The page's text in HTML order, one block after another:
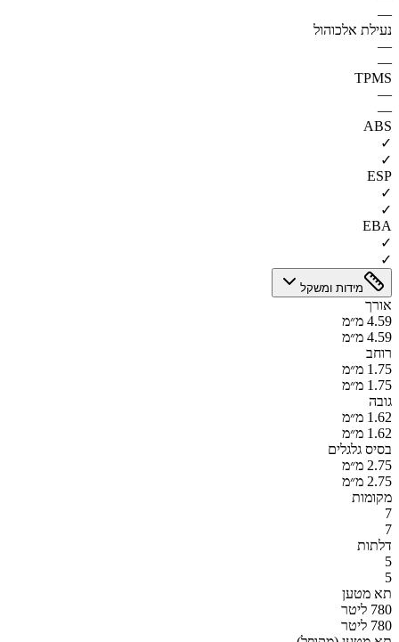
—
נעילת אלכוהול
—
—
TPMS
—
—
ABS
✓
✓
ESP
✓
✓
EBA
✓
✓
מידות ומשקל
אורך
4.59 מ״מ
4.59 מ״מ
רוחב
1.75 מ״מ
1.75 מ״מ
גובה
1.62 מ״מ
1.62 מ״מ
בסיס גלגלים
2.75 מ״מ
2.75 מ״מ
מקומות
7
7
דלתות
5
5
תא מטען
780 ליטר
780 ליטר